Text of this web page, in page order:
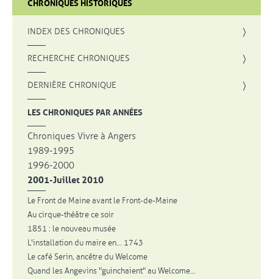
CHRONIQUES HISTORIQUES
INDEX DES CHRONIQUES
RECHERCHE CHRONIQUES , OUVRE UNE NOUVELLE FENÊTRE
DERNIÈRE CHRONIQUE
LES CHRONIQUES PAR ANNÉES
Chroniques Vivre à Angers
1989-1995
1996-2000
2001-Juillet 2010
Le Front de Maine avant le Front-de-Maine
Au cirque-théâtre ce soir
1851 : le nouveau musée
L'installation du maire en... 1743
Le café Serin, ancêtre du Welcome
Quand les Angevins "guinchaient" au Welcome...